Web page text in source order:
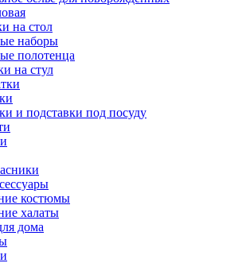
на стол
наборы
полотенца
на стул
и подставки под посуду
костюмы
халаты
дома